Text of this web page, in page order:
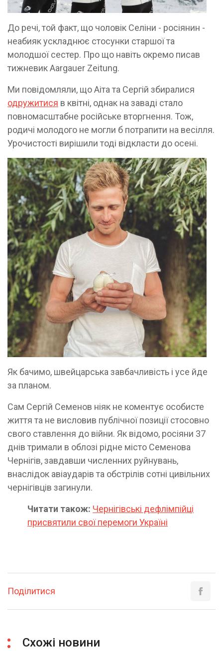
До речі, той факт, що чоловік Селіни - росіянин -
неабияк ускладнює стосунки старшої та
молодшої сестер. Про що навіть окремо писав
тижневик Aargauer Zeitung.
Ми повідомляли, що Аіта та Сергій збиралися
одружитися в квітні, однак на заваді стало
повномасштабне російське вторгнення. Тож,
родичі молодого не могли б потрапити на весілля.
Урочистості вирішили тоді відкласти до осені.
Як бачимо, швейцарська завбачливість і усе йде
за планом.
Сам Сергій Семенов ніяк не коментує особисте
життя та не висловив публічної позиції стосовно
свого ставлення до війни. Як відомо, росіяни 37
днів тримали в облозі рідне місто Семенова
Чернігів, завдавши численних руйнувань,
внаслідок авіаударів та обстрілів сотні цивільних
чернігівців загинули.
Читати також: Чернігівські дефлімпійці
присвятили свої перемоги Україні
Поділитися
Схожі новини